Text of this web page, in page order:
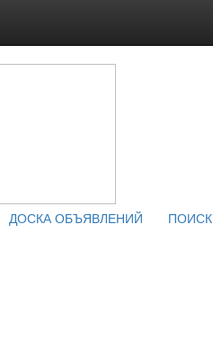
ДОСКА ОБЪЯВЛЕНИЙ
ПОИСК